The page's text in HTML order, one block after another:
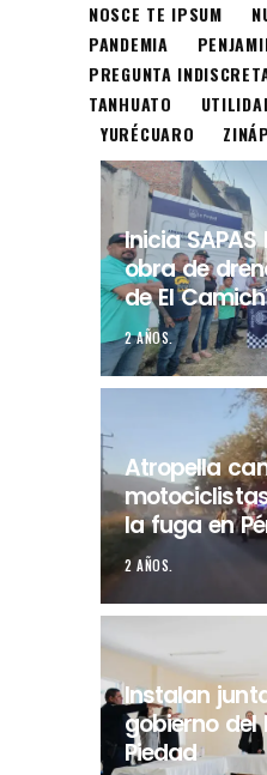
NOSCE TE IPSUM
PANDEMIA
PREGUNTA
TANHUATO
YURÉCUARO
Inicia
obra de
de El
2 AÑOS.
Atropella
la fuga en
2 AÑOS.
Instalan
gobierno del
Piedad